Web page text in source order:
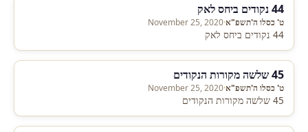
44 נקודים ביחס לאק
ט' כסלו ה'תשפ"א·
November 25, 2020
44 נקודים ביחס לאק
45 שלשה מקורות הנקודים
ט' כסלו ה'תשפ"א·
November 25, 2020
45 שלשה מקורות הנקודים